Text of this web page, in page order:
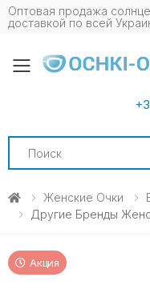
Оптовая продажа
доставкой по всей
Toggle
Search
Женские Очки
Другие Бренды
Акция